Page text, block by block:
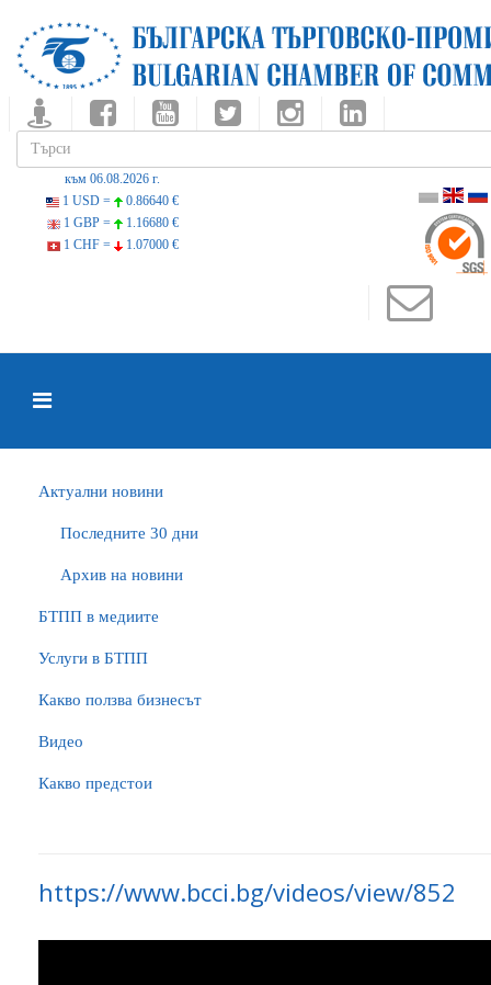
към 06.08.2026 г.
1 USD =
0.86640 €
1 GBP =
1.16680 €
1 CHF =
1.07000 €
Актуални новини
Последните 30 дни
Архив на новини
БTПП в медиите
Услуги в БТПП
Какво ползва бизнесът
Видео
Какво предстои
https://www.bcci.bg/videos/view/852